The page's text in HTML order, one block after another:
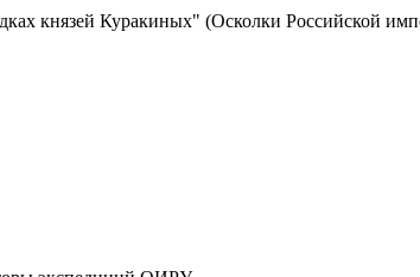
князей Куракиных" (Осколки Российской